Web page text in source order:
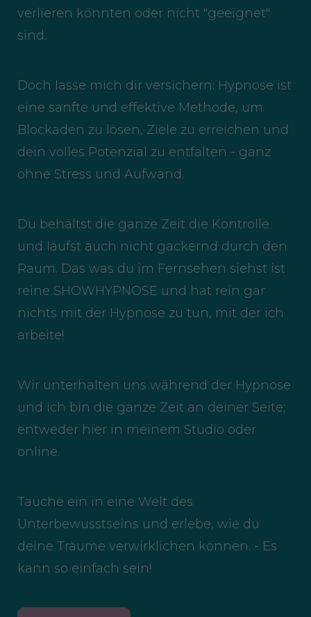
verlieren könnten oder nicht "geeignet"
sind.
Doch lasse mich dir versichern: Hypnose ist
eine sanfte und effektive Methode, um
Blockaden zu lösen, Ziele zu erreichen und
dein volles Potenzial zu entfalten - ganz
ohne Stress und Aufwand.
Du behältst die ganze Zeit die Kontrolle
und läufst auch nicht gackernd durch den
Raum. Das was du im Fernsehen siehst ist
reine SHOWHYPNOSE und hat rein gar
nichts mit der Hypnose zu tun, mit der ich
arbeite!
Wir unterhalten uns während der Hypnose
und ich bin die ganze Zeit an deiner Seite;
entweder hier in meinem Studio oder
online.
Tauche ein in eine Welt des
Unterbewusstseins und erlebe, wie du
deine Träume verwirklichen können. - Es
kann so einfach sein!